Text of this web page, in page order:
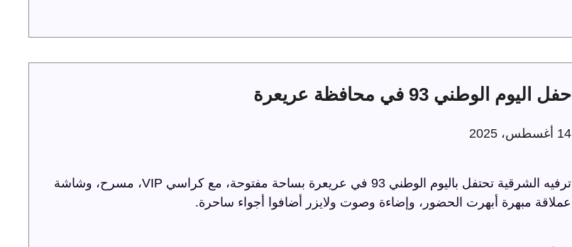
حفل اليوم الوطني 93 في محافظة عريعرة
14 أغسطس، 2025
ترفيه الشرقية تحتفل باليوم الوطني 93 في عريعرة بساحة مفتوحة، مع كراسي VIP، مسرح، وشاشة
عملاقة مبهرة أبهرت الحضور، وإضاءة وصوت ولايزر أضافوا أجواء ساحرة.